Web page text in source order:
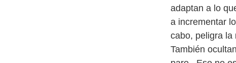
adaptan a lo
a incrementar
cabo, peligra la
También